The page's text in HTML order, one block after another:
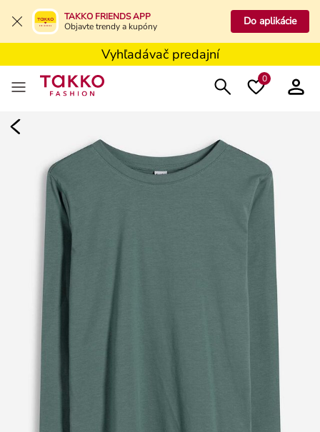
TAKKO FRIENDS APP
Objavte trendy a kupóny
Do aplikácie
Dlhodobo znížené ceny****
Vyhľadávač predajní
0